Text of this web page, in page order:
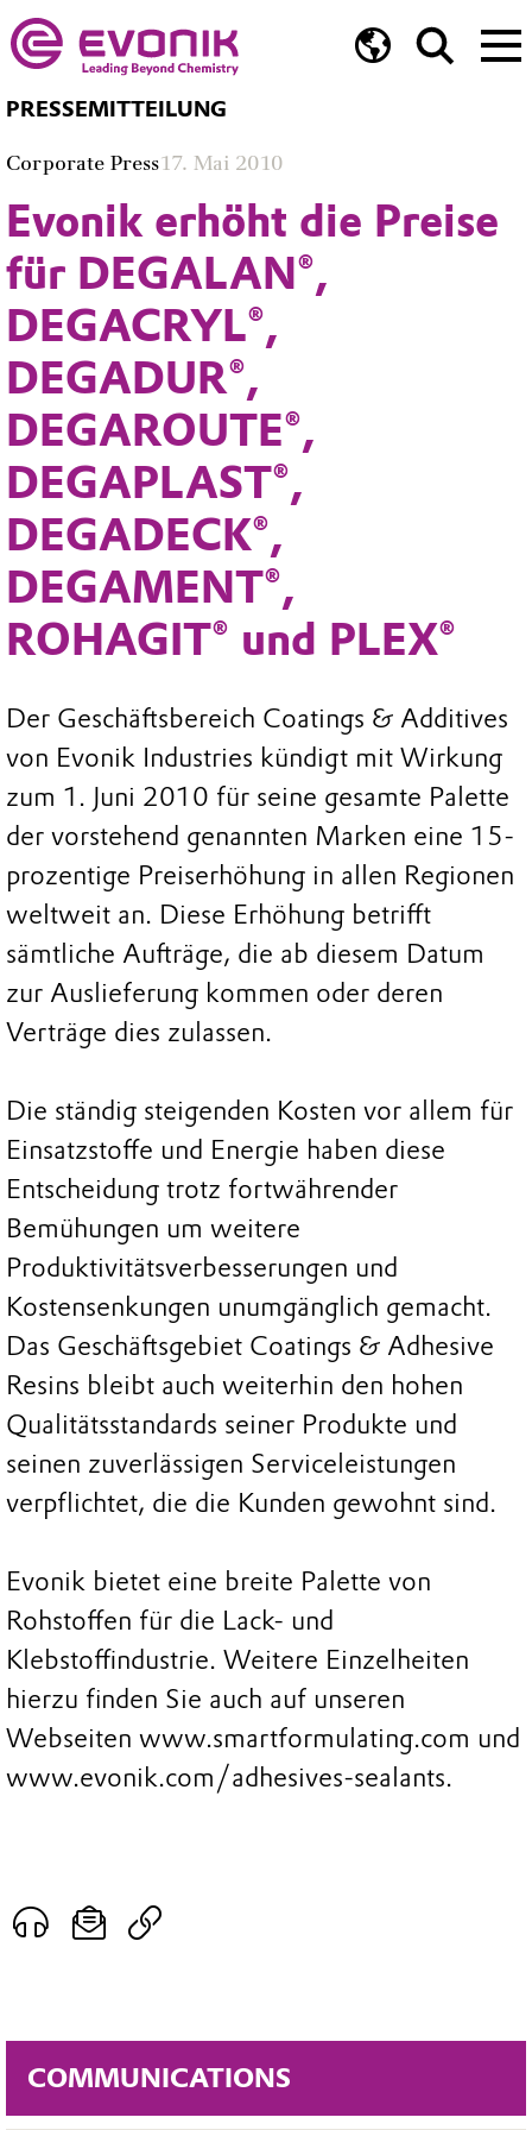
COMMUNICATIONS
PRESSEMITTEILUNG
Corporate Press17. Mai 2010
Evonik erhöht die Preise
für DEGALAN®,
DEGACRYL®,
DEGADUR®,
DEGAROUTE®,
DEGAPLAST®,
DEGADECK®,
DEGAMENT®,
ROHAGIT® und PLEX®
Der Geschäftsbereich Coatings & Additives
von Evonik Industries kündigt mit Wirkung
zum 1. Juni 2010 für seine gesamte Palette
der vorstehend genannten Marken eine 15-
prozentige Preiserhöhung in allen Regionen
weltweit an. Diese Erhöhung betrifft
sämtliche Aufträge, die ab diesem Datum
zur Auslieferung kommen oder deren
Verträge dies zulassen.
Die ständig steigenden Kosten vor allem für
Einsatzstoffe und Energie haben diese
Entscheidung trotz fortwährender
Bemühungen um weitere
Produktivitätsverbesserungen und
Kostensenkungen unumgänglich gemacht.
Das Geschäftsgebiet Coatings & Adhesive
Resins bleibt auch weiterhin den hohen
Qualitätsstandards seiner Produkte und
seinen zuverlässigen Serviceleistungen
verpflichtet, die die Kunden gewohnt sind.
Evonik bietet eine breite Palette von
Rohstoffen für die Lack- und
Klebstoffindustrie. Weitere Einzelheiten
hierzu finden Sie auch auf unseren
Webseiten www.smartformulating.com und
www.evonik.com/adhesives-sealants.